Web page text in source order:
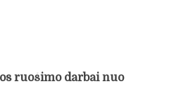
ruošimo darbai nuo